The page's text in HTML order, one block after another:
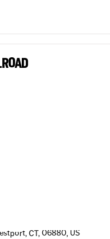
CT, 06880, US